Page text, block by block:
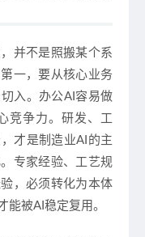
并不是照搬某个系
一，要从核心业务
入。办公AI容易做
竞争力。研发、工
才是制造业AI的主
专家经验、工艺规
，必须转化为本体
能被AI稳定复用。